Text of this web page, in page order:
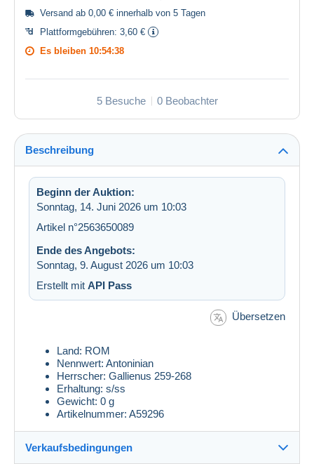
Versand ab 0,00 € innerhalb von 5 Tagen
Plattformgebühren: 3,60 €
Es bleiben 10:54:38
5 Besuche 0 Beobachter
Beschreibung
Beginn der Auktion:
Sonntag, 14. Juni 2026 um 10:03
Artikel n°2563650089
Ende des Angebots:
Sonntag, 9. August 2026 um 10:03
Erstellt mit API Pass
Übersetzen
Land: ROM
Nennwert: Antoninian
Herrscher: Gallienus 259-268
Erhaltung: s/ss
Gewicht: 0 g
Artikelnummer: A59296
Verkaufsbedingungen